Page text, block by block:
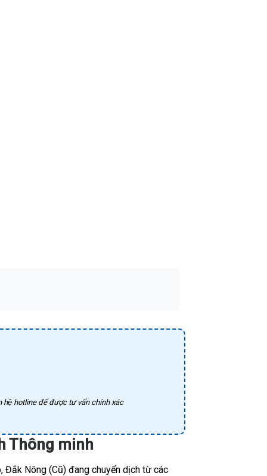
hệ hotline để được tư vấn chính xác
Thông minh
Đắk Nông (Cũ) đang chuyển dịch từ các